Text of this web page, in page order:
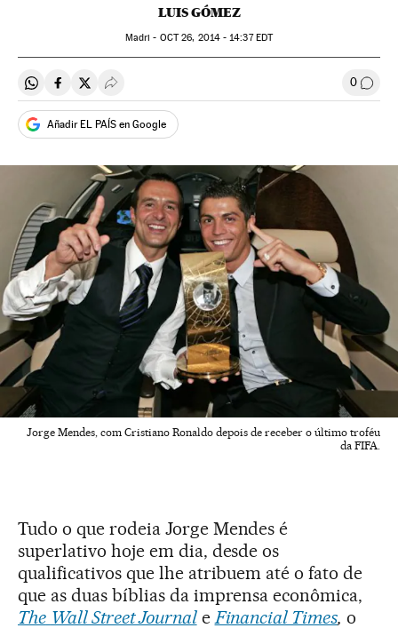
LUIS GÓMEZ
Madri - OCT26, 2014 - 14:37EDT
Compartir en Whatsapp
Compartir en Facebook
Compartir en Twitter
Desplegar Redes Sociales 0
Añadir EL PAÍS en Google
Jorge Mendes, com Cristiano Ronaldo depois de receber o último troféu
da FIFA.
Tudo o que rodeia Jorge Mendes é
superlativo hoje em dia, desde os
qualificativos que lhe atribuem até o fato de
que as duas bíblias da imprensa econômica,
The Wall Street Journale Financial Times, o